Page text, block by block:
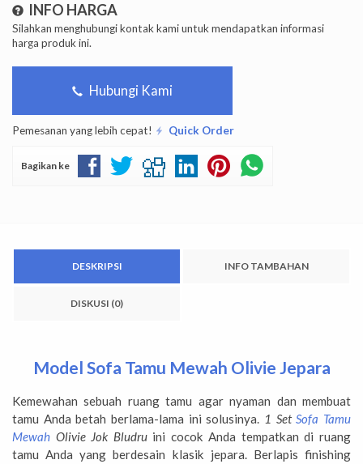
INFO HARGA
Silahkan menghubungi kontak kami untuk mendapatkan informasi
harga produk ini.
Hubungi Kami
Pemesanan yang lebih cepat! Quick Order
Bagikan ke
DESKRIPSI INFO TAMBAHAN
DISKUSI (0)
Model Sofa Tamu Mewah Olivie Jepara
Kemewahan sebuah ruang tamu agar nyaman dan membuat
tamu Anda betah berlama-lama ini solusinya. 1 SetSofa Tamu
Mewah Olivie Jok Bludru ini cocok Anda tempatkan di ruang
tamu Anda yang berdesain klasik jepara. Berlapis finishing